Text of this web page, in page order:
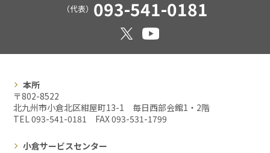
（代表） 093-541-0181
本所
〒802-8522
北九州市小倉北区紺屋町13-1 毎日西部会館1・2階
TEL 093-541-0181 FAX093-531-1799
小倉サービスセンター